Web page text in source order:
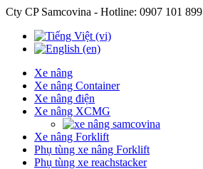
Cty CP Samcovina - Hotline: 0907 101 899
Xe nâng
Xe nâng Container
Xe nâng điện
Xe nâng XCMG
Xe nâng Forklift
Phụ tùng xe nâng Forklift
Phụ tùng xe reachstacker